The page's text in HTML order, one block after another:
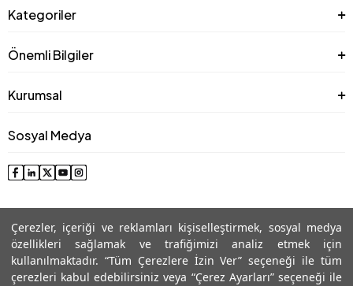
Çerezler, içeriği ve reklamları kişiselleştirmek, sosyal medya
özellikleri sağlamak ve trafiğimizi analiz etmek için
kullanılmaktadır. “Tüm Çerezlere İzin Ver” seçeneği ile tüm
çerezleri kabul edebilirsiniz veya “Çerez Ayarları” seçeneği ile
Kategoriler
Önemli Bilgiler
Kurumsal
Sosyal Medya
© 2025 Roman® Tüm Hakları Saklıdır, İzinsiz kullanılamaz